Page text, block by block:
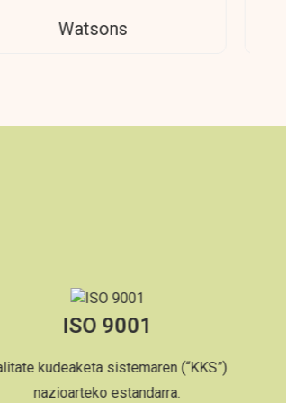
Rossmann
Produktuak EBko osasun,
eta ingurumen babes